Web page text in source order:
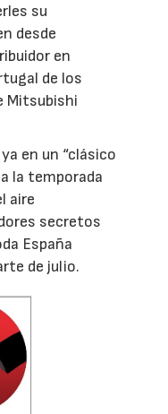
su
desde
en
de los
Mitsubishi
en un “clásico
la temporada
aire
secretos
España
de julio.